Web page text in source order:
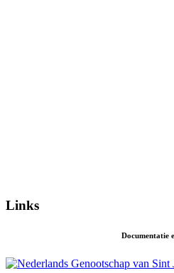
Links
Documentatie